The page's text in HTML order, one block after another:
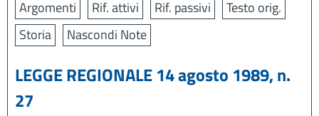
Argomenti Rif. attivi Rif. passivi
Testo orig.
Storia
Nascondi Note
LEGGE REGIONALE 14 agosto 1989, n.
27